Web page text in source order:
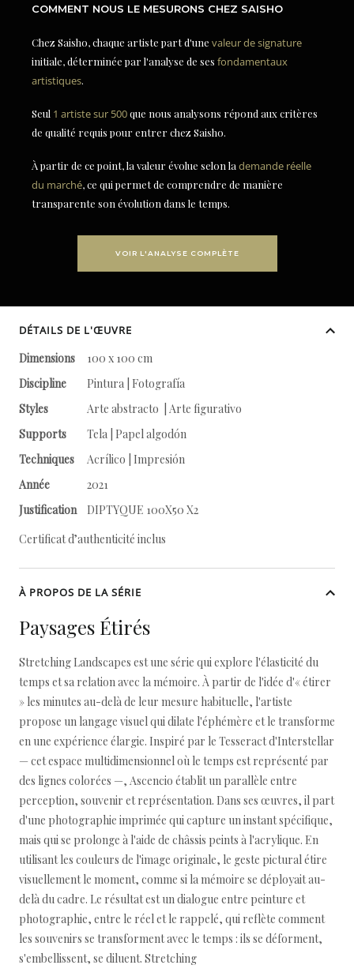
COMMENT NOUS LE MESURONS CHEZ SAISHO
Chez Saisho, chaque artiste part d'une valeur de signature
initiale, déterminée par l'analyse de ses fondamentaux
artistiques.
Seul 1 artiste sur 500que nous analysons répond aux critères
de qualité requis pour entrer chez Saisho.
À partir de ce point, la valeur évolue selon la demande réelle
du marché, ce qui permet de comprendre de manière
transparente son évolution dans le temps.
VOIR L'ANALYSE COMPLÈTE
DÉTAILS DE L'ŒUVRE
Dimensions
100 x 100 cm
Discipline
Pintura | Fotografía
Styles
Arte abstracto | Arte figurativo
Supports
Tela | Papel algodón
Techniques
Acrílico | Impresión
Année
2021
Justification
DIPTYQUE 100X50 X2
Certificat d’authenticité inclus
À PROPOS DE LA SÉRIE
Paysages Étirés
Stretching Landscapes est une série qui explore l'élasticité du
temps et sa relation avec la mémoire. À partir de l'idée d'« étirer
» les minutes au-delà de leur mesure habituelle, l'artiste
propose un langage visuel qui dilate l'éphémère et le transforme
en une expérience élargie. Inspiré par le Tesseract d'Interstellar
— cet espace multidimensionnel où le temps est représenté par
des lignes colorées —, Ascencio établit un parallèle entre
perception, souvenir et représentation. Dans ses œuvres, il part
d'une photographie imprimée qui capture un instant spécifique,
mais qui se prolonge à l'aide de châssis peints à l'acrylique. En
utilisant les couleurs de l'image originale, le geste pictural étire
visuellement le moment, comme si la mémoire se déployait au-
delà du cadre. Le résultat est un dialogue entre peinture et
photographie, entre le réel et le rappelé, qui reflète comment
les souvenirs se transforment avec le temps : ils se déforment,
s'embellissent, se diluent. Stretching